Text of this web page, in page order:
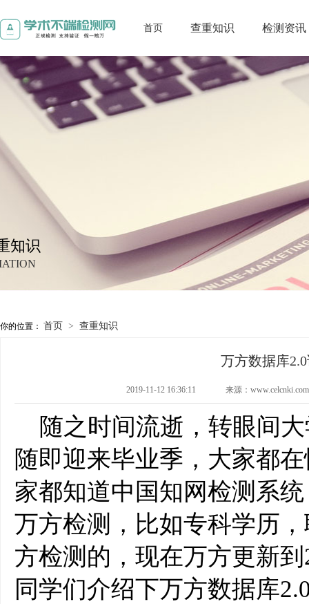
首页 查重知识 检测资讯
知识
你的位置： 首页 > 查重知识
万方数据库
2019-11-12 16:36:11 来源：
随之时间流逝，转眼间
随即迎来毕业季，大家都
家都知道中国知网检测系
万方检测，比如专科学历
方检测的，现在万方更新
同学们介绍下万方数据库